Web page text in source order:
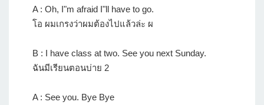
A : Oh, I"m afraid I"ll have to go.
โอ ผมเกรงว่าผมต้องไปแล้วล่ะ ผ
B : I have class at two. See you next Sunday.
ฉันมีเรียนตอนบ่าย 2
A : See you. Bye Bye